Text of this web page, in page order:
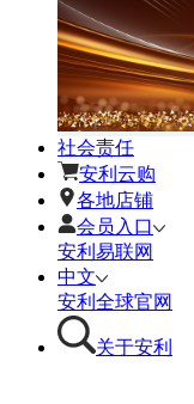
社会责任
安利云购
各地店铺
会员入口
安利易联网
中文
安利全球官网
关于安利